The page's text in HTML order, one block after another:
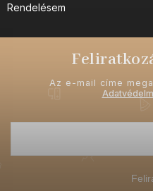
Rendelésem
Az e-mail címe